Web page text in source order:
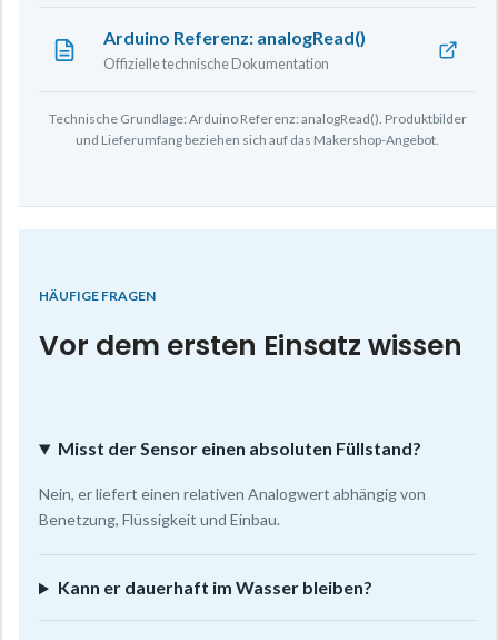
Arduino Referenz: analogRead()
Offizielle technische Dokumentation
Technische Grundlage: Arduino Referenz: analogRead(). Produktbilder
und Lieferumfang beziehen sich auf das Makershop-Angebot.
HÄUFIGE FRAGEN
Vor dem ersten Einsatz wissen
Misst der Sensor einen absoluten Füllstand?
Nein, er liefert einen relativen Analogwert abhängig von
Benetzung, Flüssigkeit und Einbau.
Kann er dauerhaft im Wasser bleiben?